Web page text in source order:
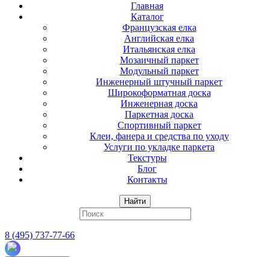
Главная
Каталог
Французская елка
Английская елка
Итальянская елка
Мозаичный паркет
Модульный паркет
Инженерный штучный паркет
Широкоформатная доска
Инженерная доска
Паркетная доска
Спортивный паркет
Клеи, фанера и средства по уходу
Услуги по укладке паркета
Текстуры
Блог
Контакты
Найти
8 (495) 737-77-66